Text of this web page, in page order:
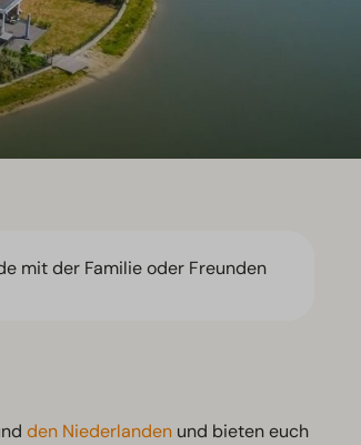
mit der Familie oder Freunden
den Niederlanden und bieten euch